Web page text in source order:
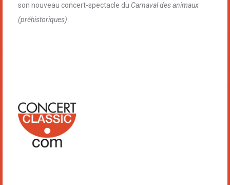
son nouveau concert-spectacle du Carnaval des animaux
(préhistoriques)